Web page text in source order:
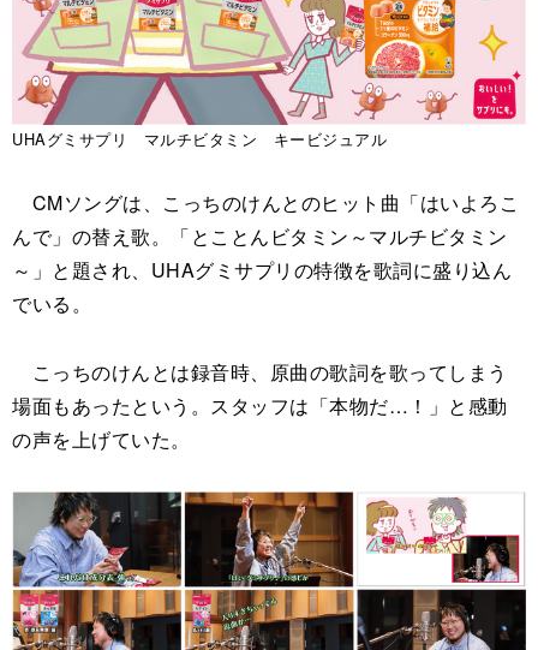
UHAグミサプリ マルチビタミン キービジュアル
CMソングは、こっちのけんとのヒット曲「はいよろこ
んで」の替え歌。「とことんビタミン～マルチビタミン
～」と題され、UHAグミサプリの特徴を歌詞に盛り込ん
でいる。
こっちのけんとは録音時、原曲の歌詞を歌ってしまう
場面もあったという。スタッフは「本物だ…！」と感動
の声を上げていた。